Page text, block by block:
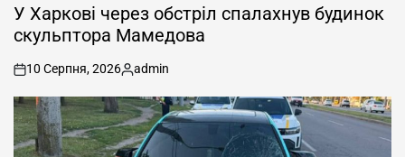
УУ Харкові через обстріл спалахнув будинок
скульптора Мамедова
on
10 Серпня, 2026
Опубліковано
admin